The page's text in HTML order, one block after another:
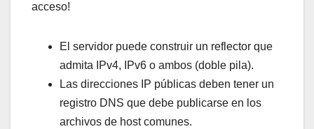
acceso!
El servidor puede construir un reflector que
admita IPv4, IPv6 o ambos (doble pila).
Las direcciones IP públicas deben tener un
registro DNS que debe publicarse en los
archivos de host comunes.